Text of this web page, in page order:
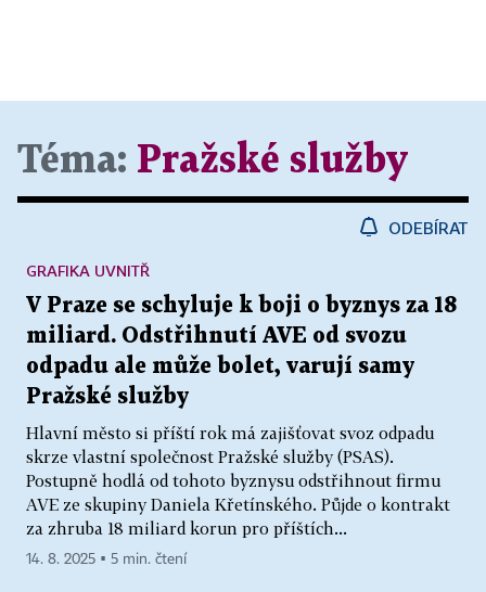
Téma: Pražské služby
ODEBÍRAT
V Praze se schyluje k boji o byznys za 18
miliard. Odstřihnutí AVE od svozu
odpadu ale může bolet, varují samy
Pražské služby
Hlavní město si příští rok má zajišťovat svoz odpadu
skrze vlastní společnost Pražské služby (PSAS).
Postupně hodlá od tohoto byznysu odstřihnout firmu
AVE ze skupiny Daniela Křetínského. Půjde o kontrakt
za zhruba 18 miliard korun pro příštích...
GRAFIKA UVNITŘ
14. 8. 2025 ▪ 5 min. čtení